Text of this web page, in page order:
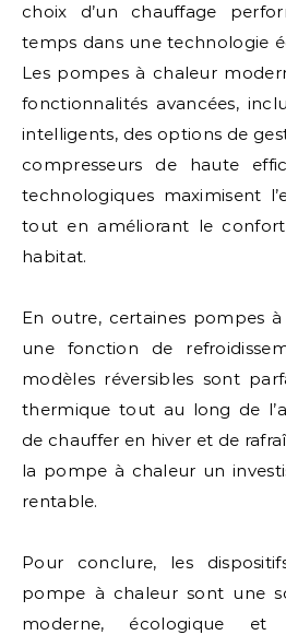
choix d’un chauffage
temps dans une technologie
Les pompes à chaleur
fonctionnalités avancées,
intelligents, des options de
compresseurs de haute
technologiques maximisent
tout en améliorant le
habitat.
En outre, certaines pompes
une fonction de
modèles réversibles sont
thermique tout au long de
de chauffer en hiver et de
la pompe à chaleur un
rentable.
Pour conclure, les
pompe à chaleur sont une
moderne, écologique et